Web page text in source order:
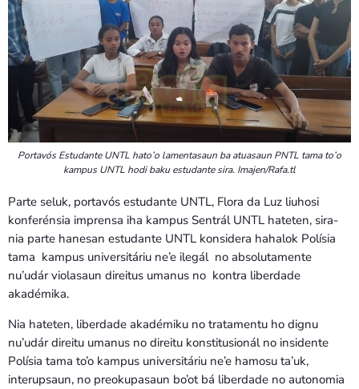
Portavós Estudante UNTL hato’o lamentasaun ba atuasaun PNTL tama to’o
kampus UNTL hodi baku estudante sira. Imajen/Rafa.tl
Parte seluk, portavós estudante UNTL, Flora da Luz liuhosi
konferénsia imprensa iha kampus Sentrál UNTL hateten, sira-
nia parte hanesan estudante UNTL konsidera hahalok Polísia
tama kampus universitáriu ne’e ilegál no absolutamente
nu’udár violasaun direitus umanus no kontra liberdade
akadémika.
Nia hateten, liberdade akadémiku no tratamentu ho dignu
nu’udár direitu umanus no direitu konstitusionál no insidente
Polísia tama to’o kampus universitáriu ne’e hamosu ta’uk,
interupsaun, no preokupasaun bo’ot bá liberdade no autonomia